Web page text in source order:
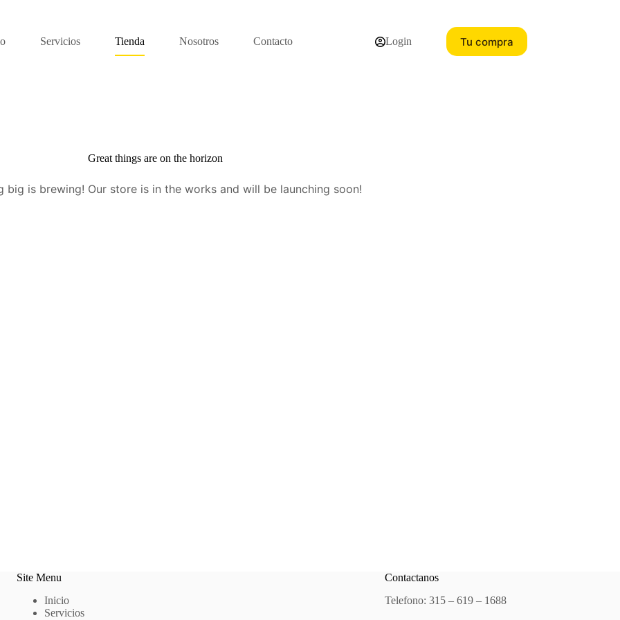
Servicios Tienda Nosotros Contacto Login Tu compra
Great things are on the horizon
big is brewing! Our store is in the works and will be launching soon!
Site Menu
Inicio
Servicios
Contactanos
Telefono: 315 – 619 – 1688